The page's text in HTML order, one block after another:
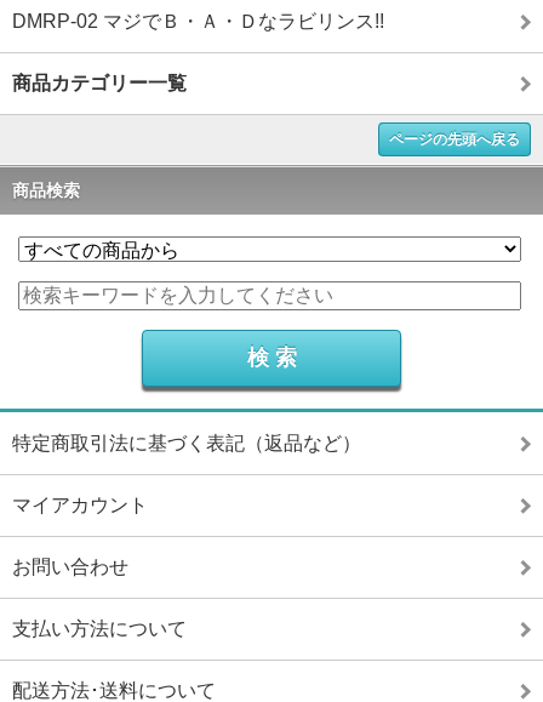
DMRP-02 マジでＢ・Ａ・Ｄなラビリンス!!
商品カテゴリー一覧
ページの先頭へ戻る
商品検索
特定商取引法に基づく表記（返品など）
マイアカウント
お問い合わせ
支払い方法について
配送方法･送料について